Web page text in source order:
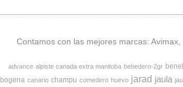
Contamos con las mejores marcas:
advance alpiste canada extra manitoba bebedero-2gr
bogena canario champu comedero huevo jarad jaula